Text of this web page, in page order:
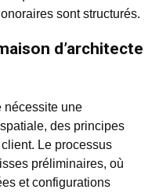
sont structurés.
d’architecte
nécessite une
des principes
Le processus
préliminaires, où
et configurations